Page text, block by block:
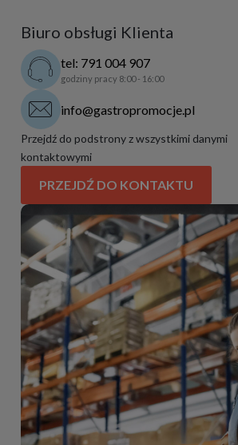
Biuro obsługi Klienta
tel: 791 004 907
godziny pracy 8:00 - 16:00
info@gastropromocje.pl
Przejdź do podstrony z wszystkimi danymi
kontaktowymi
PRZEJDŹ DO KONTAKTU